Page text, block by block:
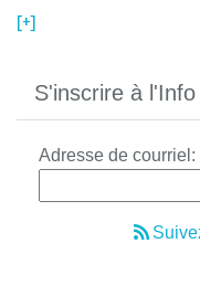
[+]
S'inscrire à
Adresse de courriel: